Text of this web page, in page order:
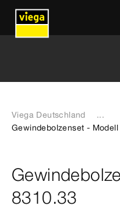
Viega Deutschland
...
Gewindebolzenset -
8310.33